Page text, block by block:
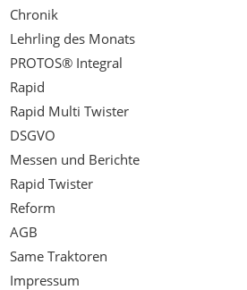
Chronik
Lehrling des Monats
PROTOS® Integral
Rapid
Rapid Multi Twister
DSGVO
Messen und Berichte
Rapid Twister
Reform
AGB
Same Traktoren
Impressum